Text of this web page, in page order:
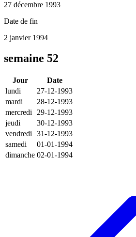
27 décembre 1993
Date de fin
2 janvier 1994
semaine 52
Jour
Date
lundi
27-12-1993
mardi
28-12-1993
mercredi
29-12-1993
jeudi
30-12-1993
vendredi
31-12-1993
samedi
01-01-1994
dimanche 02-01-1994